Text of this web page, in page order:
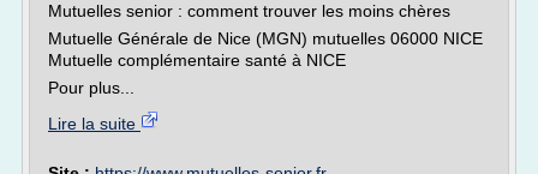
Mutuelles senior : comment trouver les moins chères
Mutuelle Générale de Nice (MGN) mutuelles 06000 NICE
Mutuelle complémentaire santé à NICE
Pour plus...
Lire la suite